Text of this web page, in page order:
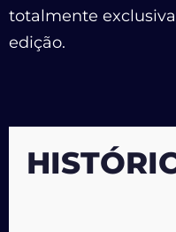
totalmente
edição.